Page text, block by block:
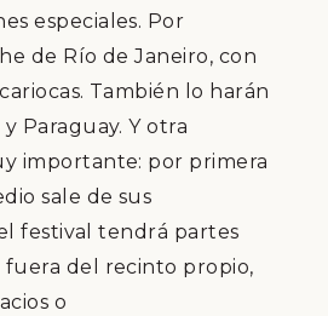
especiales. Por
de Río de Janeiro, con
También lo harán
Paraguay. Y otra
importante: por primera
sale de sus
festival tendrá partes
fuera del recinto propio,
o